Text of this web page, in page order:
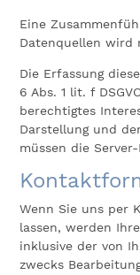
Eine
Datenquellen wird
Die Erfassung
6 Abs. 1 lit. f
berechtigtes
Darstellung und
müssen die
Wenn Sie uns per
lassen, werden
inklusive der von
zwecks